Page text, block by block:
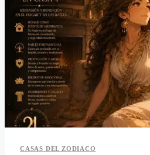
CASAS DEL ZODIACO